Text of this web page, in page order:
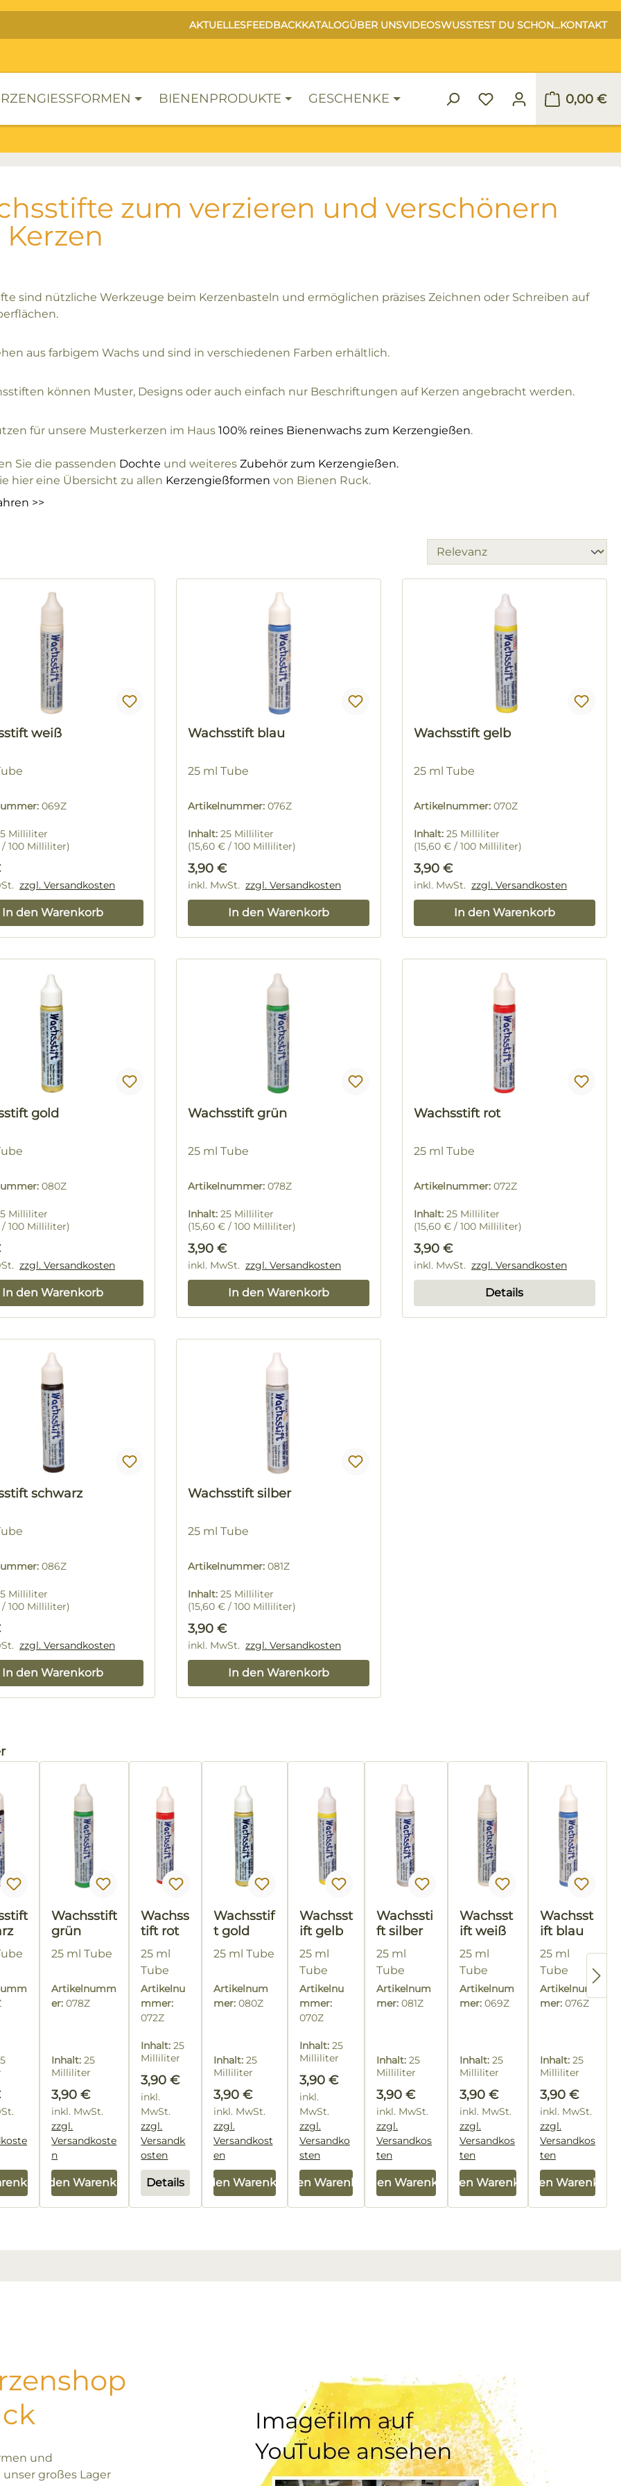
AKTUELLESFEEDBACKKATALOGÜBER UNSVIDEOSWUSSTEST DU SCHON...KONTAKT
BIENENPRODUKTE GESCHENKE 0,00 €
zum verzieren und verschönern
sind nützliche Werkzeuge beim Kerzenbasteln und ermöglichen präzises Zeichnen oder Schreiben auf
aus farbigem Wachs und sind in verschiedenen Farben erhältlich.
können Muster, Designs oder auch einfach nur Beschriftungen auf Kerzen angebracht werden.
für unsere Musterkerzen im Haus 100% reines Bienenwachs zum Kerzengießen.
Sie die passenden Dochte und weiteres Zubehör zum Kerzengießen.
hier eine Übersicht zu allen Kerzengießformen von Bienen Ruck.
>>
weiß
069Z
Milliliter
/ 100 Milliliter)
Preis:
zzgl. Versandkosten
In den Warenkorb
Wachsstift blau
25 ml Tube
Artikelnummer: 076Z
Inhalt: 25 Milliliter
(15,60 € / 100 Milliliter)
Regulärer Preis:
3,90 €
inkl. MwSt. zzgl. Versandkosten
In den Warenkorb
Wachsstift gelb
25 ml Tube
Artikelnummer: 070Z
Inhalt: 25 Milliliter
(15,60 € / 100 Milliliter)
Regulärer Preis:
3,90 €
inkl. MwSt. zzgl. Versandkosten
In den Warenkorb
gold
080Z
Milliliter
/ 100 Milliliter)
Preis:
zzgl. Versandkosten
In den Warenkorb
Wachsstift grün
25 ml Tube
Artikelnummer: 078Z
Inhalt: 25 Milliliter
(15,60 € / 100 Milliliter)
Regulärer Preis:
3,90 €
inkl. MwSt. zzgl. Versandkosten
In den Warenkorb
Wachsstift rot
25 ml Tube
Artikelnummer: 072Z
Inhalt: 25 Milliliter
(15,60 € / 100 Milliliter)
Regulärer Preis:
3,90 €
inkl. MwSt. zzgl. Versandkosten
Details
schwarz
086Z
Milliliter
/ 100 Milliliter)
Preis:
zzgl. Versandkosten
In den Warenkorb
Wachsstift silber
25 ml Tube
Artikelnummer: 081Z
Inhalt: 25 Milliliter
(15,60 € / 100 Milliliter)
Regulärer Preis:
3,90 €
inkl. MwSt. zzgl. Versandkosten
In den Warenkorb
überspringen
Preis:
Wachsstift
grün
25 ml Tube
Artikelnumm
er:078Z
Inhalt:25
Milliliter
Milliliter)
Regulärer Preis:
3,90 €
inkl. MwSt.
zzgl.
Versandkoste
n
In den Warenkorb
Wachss
tift rot
25 ml
Tube
Artikelnu
mmer:
072Z
Inhalt:25
Milliliter
100
Milliliter)
Regulärer Preis:
3,90 €
inkl.
MwSt.
zzgl.
Versandk
osten
Details
Wachsstif
t gold
25 ml Tube
Artikelnum
mer: 080Z
Inhalt: 25
Milliliter
Milliliter)
Regulärer Preis:
3,90 €
inkl. MwSt.
zzgl.
Versandkost
en
In den Warenkorb
Wachsst
ift gelb
25 ml
Tube
Artikelnu
mmer:
070Z
Inhalt: 25
Milliliter
100
Milliliter)
Regulärer Preis:
3,90 €
inkl.
MwSt.
zzgl.
Versandko
sten
In den Warenkorb
Wachssti
ft silber
25 ml
Tube
Artikelnum
mer:081Z
Inhalt:25
Milliliter
100
Milliliter)
Regulärer Preis:
3,90 €
inkl. MwSt.
zzgl.
Versandkos
ten
In den Warenkorb
Wachsst
ift weiß
25 ml
Tube
Artikelnum
mer: 069Z
Inhalt: 25
Milliliter
100
Milliliter)
Regulärer Preis:
3,90 €
inkl. MwSt.
zzgl.
Versandkos
ten
In den Warenkorb
Wachsst
ift blau
25 ml
Tube
Artikelnum
mer: 076Z
Inhalt: 25
Milliliter
100
Milliliter)
Regulärer
3,90 €
inkl. MwSt.
zzgl.
Versandkos
ten
In den Warenkorb
und
großes Lager